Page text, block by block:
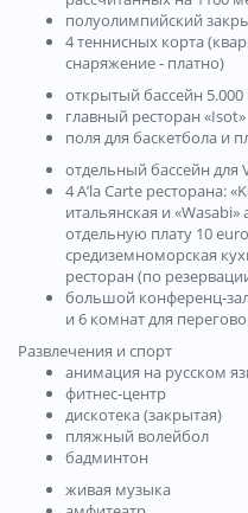
полуолимпийский
4 теннисных корта
снаряжение - платно)
открытый бассейн
главный ресторан «Isot»
поля для баскетбола и
отдельный бассейн для
4 A’la Carte ресторана:
итальянская и
отдельную плату 10
средиземноморская
ресторан (по
большой конференц-
и 6 комнат для
Развлечения и спорт
анимация на русском
фитнес-центр
дискотека (закрытая)
пляжный волейбол
бадминтон
живая музыка